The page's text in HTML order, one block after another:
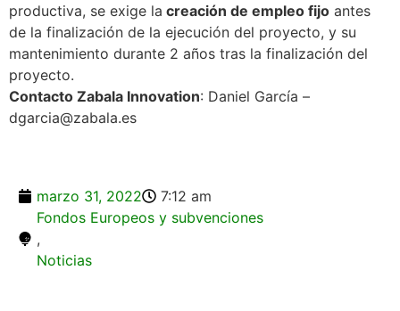
productiva, se exige la creación de empleo fijo antes
de la finalización de la ejecución del proyecto, y su
mantenimiento durante 2 años tras la finalización del
proyecto.
Contacto Zabala Innovation: Daniel García –
dgarcia@zabala.es
marzo 31, 2022
7:12 am
Fondos Europeos y subvenciones
,
Noticias